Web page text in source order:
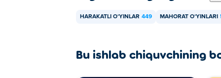
HARAKATLI OʻYINLAR 449 MAHORAT OʻYINLARI
Bu ishlab chiquvchining